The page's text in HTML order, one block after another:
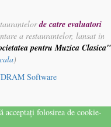
de catre evaluatori
a restaurantelor, lansat in
pentru Muzica Clasica"
)
Software
acceptați folosirea de cookie-